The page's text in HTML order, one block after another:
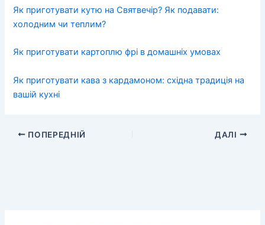
Як приготувати кутю на Святвечір? Як подавати:
холодним чи теплим?
Як приготувати картоплю фрі в домашніх умовах
Як приготувати кава з кардамоном: східна традиція на
вашій кухні
ПОПЕРЕДНІЙ ДАЛІ